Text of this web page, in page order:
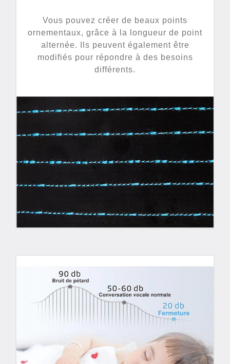
Vous pouvez créer de beaux points
ornementaux, grâce à la longueur de point
alternée. Ils peuvent également être
modifiés pour répondre à des besoins
différents.